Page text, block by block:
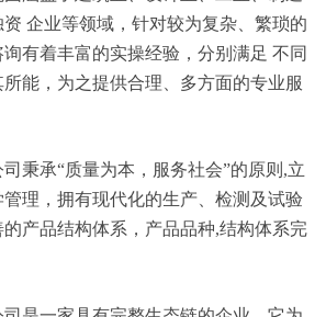
企业等领域，针对较为复杂、繁琐的
有着丰富的实操经验，分别满足 不同
能，为之提供合理、多方面的专业服
秉承“质量为本，服务社会”的原则,立
理，拥有现代化的生产、检测及试验
产品结构体系，产品品种,结构体系完